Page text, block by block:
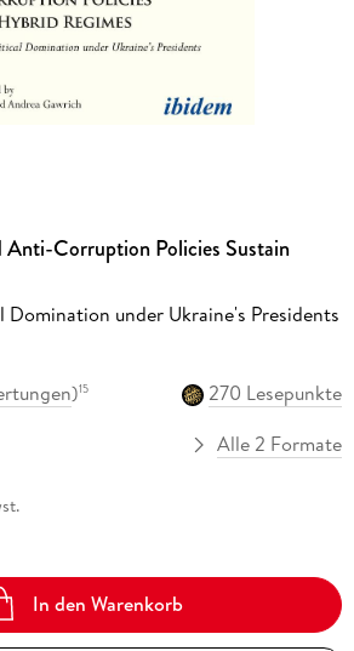
Corruption Policies Sustain
under Ukraine's Presidents
)15
270 Lesepunkte
Alle 2 Formate
In den Warenkorb